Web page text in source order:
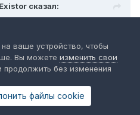
Existor сказал:
оптимизации
были они разумные. Нет
преподнести обществу
надо - работать надо без
ведут себя, старающихся для
на ваше устройство, чтобы
Вы можете изменить свои
продолжить без изменения
файлы сookie